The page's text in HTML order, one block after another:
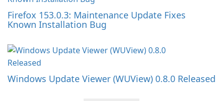
Firefox 153.0.3: Maintenance Update Fixes
Known Installation Bug
Windows Update Viewer (WUView) 0.8.0 Released